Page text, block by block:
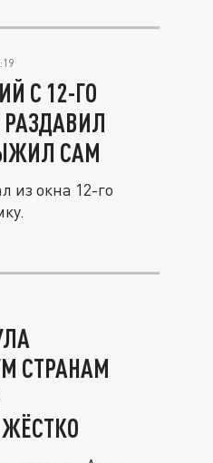
С 12-ГО
САМ
из окна 12-го
СТРАНАМ